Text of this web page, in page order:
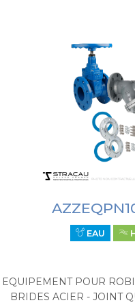
EAU
EQUIPEMENT POUR
BRIDES ACIER - JOINT